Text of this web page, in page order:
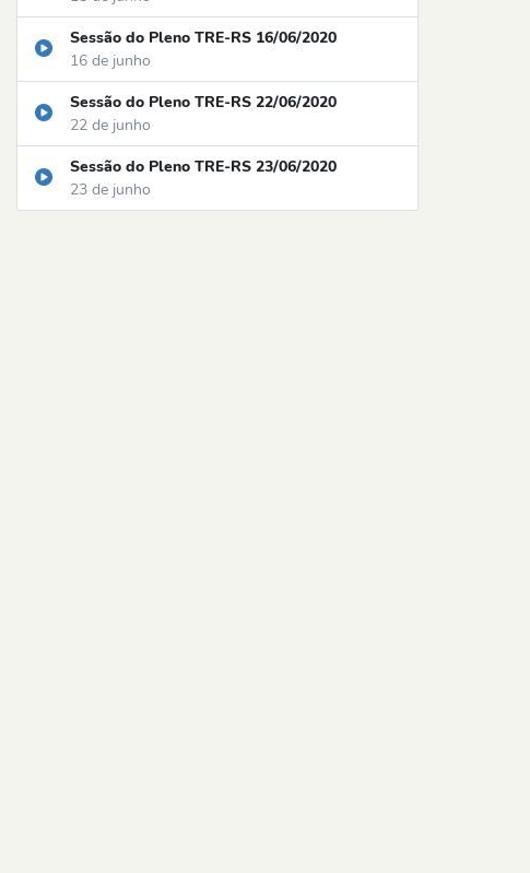
Sessão do Pleno TRE-RS 16/06/2020
16 de junho
Sessão do Pleno TRE-RS 22/06/2020
22 de junho
Sessão do Pleno TRE-RS 23/06/2020
23 de junho